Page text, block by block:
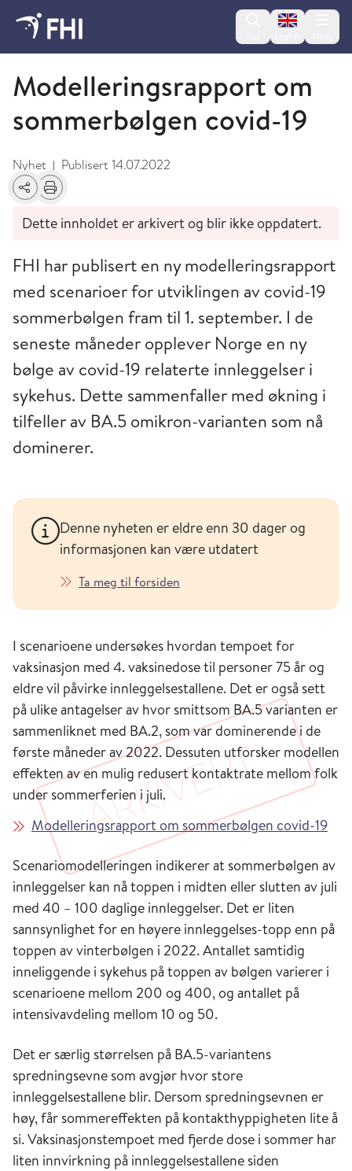
Change
Koronaviruset - arkiverte nyheter 2022
Modelleringsrapport om
sommerbølgen covid-19
Nyhet | Publisert14.07.2022
Del Skriv ut
Dette innholdet er arkivert og blir ikke oppdatert.
FHI har publisert en ny modelleringsrapport
med scenarioer for utviklingen av covid-19
sommerbølgen fram til 1. september. I de
seneste måneder opplever Norge en ny
bølge av covid-19 relaterte innleggelser i
sykehus. Dette sammenfaller med økning i
tilfeller av BA.5 omikron-varianten som nå
dominerer.
Denne nyheten er eldre enn 30 dager og
informasjonen kan være utdatert
Ta meg til forsiden
I scenarioene undersøkes hvordan tempoet for
vaksinasjon med 4. vaksinedose til personer 75 år og
eldre vil påvirke innleggelsestallene. Det er også sett
på ulike antagelser av hvor smittsom BA.5 varianten er
sammenliknet med BA.2, som var dominerende i de
første måneder av 2022. Dessuten utforsker modellen
effekten av en mulig redusert kontaktrate mellom folk
under sommerferien i juli.
Modelleringsrapport om sommerbølgen covid-19
Scenariomodelleringen indikerer at sommerbølgen av
innleggelser kan nå toppen i midten eller slutten av juli
med 40 – 100 daglige innleggelser. Det er liten
sannsynlighet for en høyere innleggelses-topp enn på
toppen av vinterbølgen i 2022. Antallet samtidig
inneliggende i sykehus på toppen av bølgen varierer i
scenarioene mellom 200 og 400, og antallet på
intensivavdeling mellom 10 og 50.
Det er særlig størrelsen på BA.5-variantens
spredningsevne som avgjør hvor store
innleggelsestallene blir. Dersom spredningsevnen er
høy, får sommereffekten på kontakthyppigheten lite å
si. Vaksinasjonstempoet med fjerde dose i sommer har
liten innvirkning på innleggelsestallene siden